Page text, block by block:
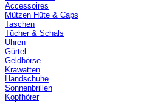
Accessoires
Mützen Hüte & Caps
Taschen
Tücher & Schals
Uhren
Gürtel
Geldbörse
Krawatten
Handschuhe
Sonnenbrillen
Kopfhörer